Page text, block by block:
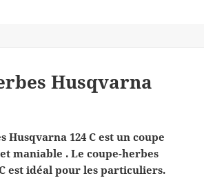
Husqvarna
Husqvarna 124 C est un coupe
maniable . Lecoupe-herbes
est idéal pour les particuliers.